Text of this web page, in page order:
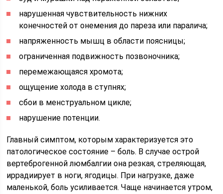
нарушенная чувствительность нижних
конечностей от онемения до пареза или паралича;
напряженность мышц в области поясницы;
ограниченная подвижность позвоночника;
перемежающаяся хромота;
ощущение холода в ступнях;
сбои в менструальном цикле;
нарушение потенции.
Главный симптом, которым характеризуется это
патологическое состояние – боль. В случае острой
вертеброгенной люмбалгии она резкая, стреляющая,
иррадиирует в ноги, ягодицы. При нагрузке, даже
маленькой, боль усиливается. Чаще начинается утром,